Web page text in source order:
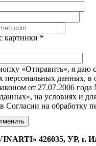
картинки *
«Отправить», я даю
персональных данных, в
от 27.07.2006
на условиях и
Согласии на обработку
426035, УР, г.